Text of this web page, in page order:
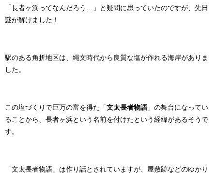
「長者ヶ浜ってなんだろう…」と疑問に思っていたのですが、先日
謎が解けました！
駅のある角折地区は、縄文時代から良質な塩が作れる海岸がありま
した。
この塩づくりで巨万の富を得た「文太長者物語 」の舞台になってい
ることから、長者ヶ浜という名前を付けたという経緯があるそうで
す。
「文太長者物語」は作り話とされていますが、屋敷跡などのゆかり